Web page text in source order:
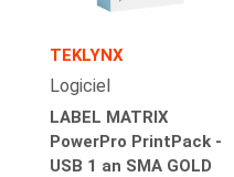
TEKLYNX
Logiciel
LABEL MATRIX
PowerPro PrintPack -
USB 1 an SMA GOLD